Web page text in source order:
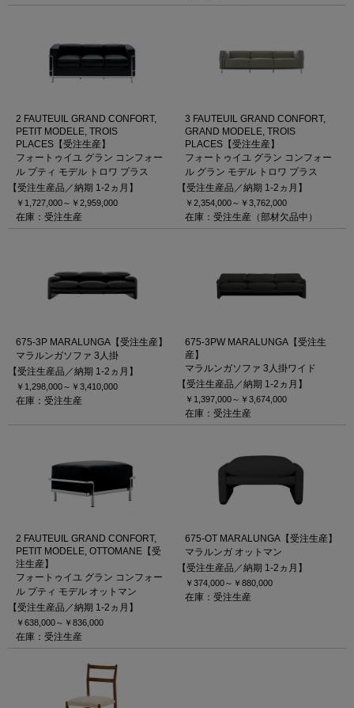
2 FAUTEUIL GRAND CONFORT,
PETIT MODELE, TROIS
PLACES【受注生産】
フォートゥイユ グラン コンフォー
ル プティ モデル トロワ プラス
【受注生産品／納期 1-2ヵ月】
￥1,727,000～ ￥2,959,000
在庫：受注生産
3 FAUTEUIL GRAND CONFORT,
GRAND MODELE, TROIS
PLACES【受注生産】
フォートゥイユ グラン コンフォー
ル グラン モデル トロワ プラス
【受注生産品／納期 1-2ヵ月】
￥2,354,000～ ￥3,762,000
在庫：受注生産（部材欠品中）
675-3P MARALUNGA【受注生産】
マラルンガソファ 3人掛
【受注生産品／納期 1-2ヵ月】
￥1,298,000～ ￥3,410,000
在庫：受注生産
675-3PW MARALUNGA【受注生
産】
マラルンガソファ 3人掛ワイド
【受注生産品／納期 1-2ヵ月】
￥1,397,000～ ￥3,674,000
在庫：受注生産
2 FAUTEUIL GRAND CONFORT,
PETIT MODELE, OTTOMANE【受
注生産】
フォートゥイユ グラン コンフォー
ル プティ モデル オットマン
【受注生産品／納期 1-2ヵ月】
￥638,000～ ￥836,000
在庫：受注生産
675-OT MARALUNGA【受注生産】
マラルンガ オットマン
【受注生産品／納期 1-2ヵ月】
￥374,000～ ￥880,000
在庫：受注生産